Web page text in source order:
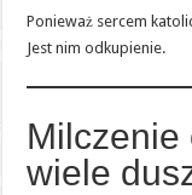
Ponieważ sercem
Jest nim odkupienie.
Milczenie
wiele